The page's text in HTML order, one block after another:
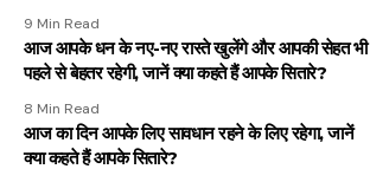
9 Min Read
आज आपके धन के नए-नए रास्ते खुलेंगे और आपकी सेहत भी
पहले से बेहतर रहेगी, जानें क्या कहते हैं आपके सितारे?
8 Min Read
आज का दिन आपके लिए सावधान रहने के लिए रहेगा, जानें
क्या कहते हैं आपके सितारे?